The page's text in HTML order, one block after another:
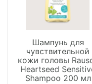
Шампунь для
чувствительной
кожи головы
Heartseed
Shampoo 200 мл